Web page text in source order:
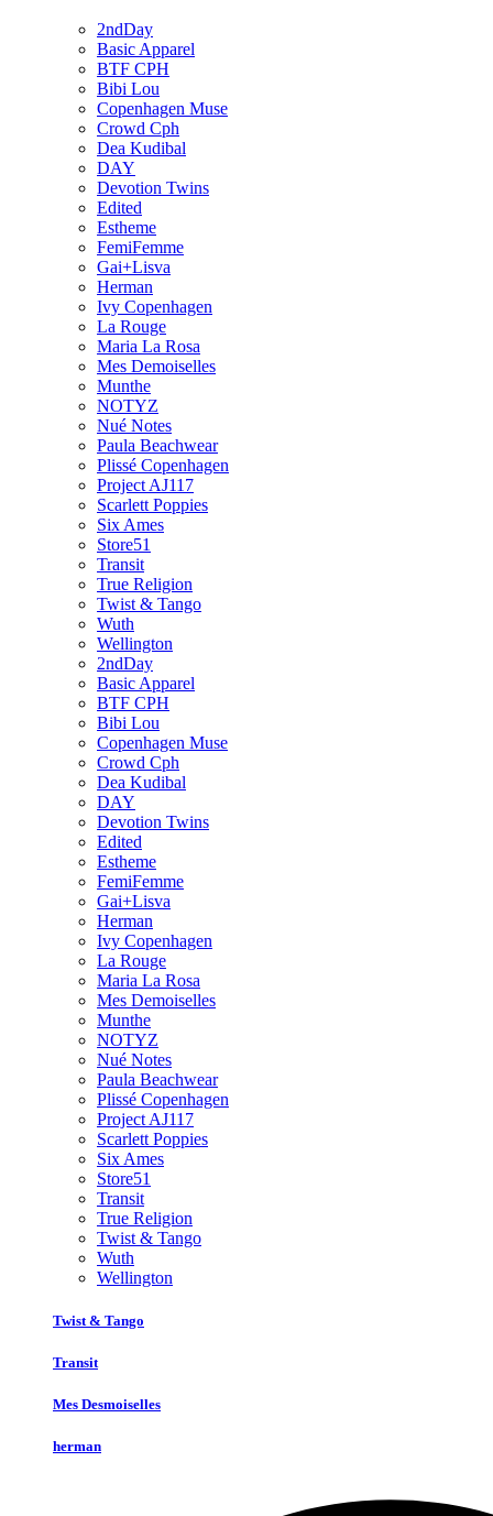
2ndDay
Basic Apparel
BTF CPH
Bibi Lou
Copenhagen Muse
Crowd Cph
Dea Kudibal
DAY
Devotion Twins
Edited
Estheme
FemiFemme
Gai+Lisva
Herman
Ivy Copenhagen
La Rouge
Maria La Rosa
Mes Demoiselles
Munthe
NOTYZ
Nué Notes
Paula Beachwear
Plissé Copenhagen
Project AJ117
Scarlett Poppies
Six Ames
Store51
Transit
True Religion
Twist & Tango
Wuth
Wellington
2ndDay
Basic Apparel
BTF CPH
Bibi Lou
Copenhagen Muse
Crowd Cph
Dea Kudibal
DAY
Devotion Twins
Edited
Estheme
FemiFemme
Gai+Lisva
Herman
Ivy Copenhagen
La Rouge
Maria La Rosa
Mes Demoiselles
Munthe
NOTYZ
Nué Notes
Paula Beachwear
Plissé Copenhagen
Project AJ117
Scarlett Poppies
Six Ames
Store51
Transit
True Religion
Twist & Tango
Wuth
Wellington
Twist & Tango
Transit
Mes Desmoiselles
herman